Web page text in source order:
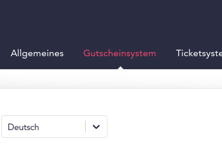
Allgemeines Gutscheinsystem
Deutsch